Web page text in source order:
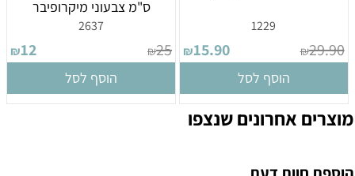
1229
₪29.90
₪15.90
הוסף לסל
ס"מ צבעוני מיקרופיבר
2637
₪25
₪12
הוסף לסל
מוצרים אחרונים שנצפו